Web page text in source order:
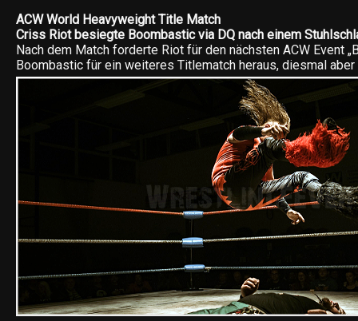
ACW World Heavyweight Title Match
Criss Riot besiegte Boombastic via DQ nach einem
Nach dem Match forderte Riot für den nächsten ACW Event
Boombastic für ein weiteres Titlematch heraus, diesmal aber